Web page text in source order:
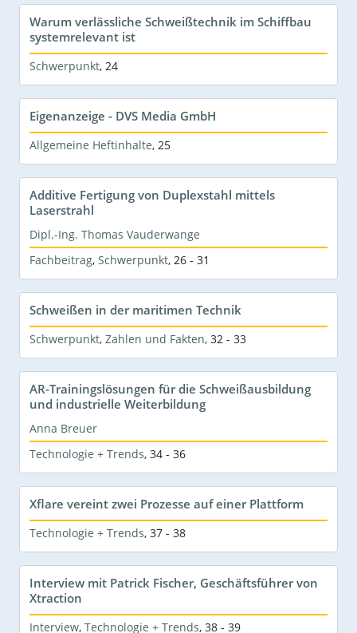
Warum verlässliche Schweißtechnik im Schiffbau
systemrelevant ist
Schwerpunkt, 24
Eigenanzeige - DVS Media GmbH
Allgemeine Heftinhalte, 25
Additive Fertigung von Duplexstahl mittels
Laserstrahl
Dipl.-Ing. Thomas Vauderwange
Fachbeitrag, Schwerpunkt, 26 - 31
Schweißen in der maritimen Technik
Schwerpunkt, Zahlen und Fakten, 32 - 33
AR-Trainingslösungen für die Schweißausbildung
und industrielle Weiterbildung
Anna Breuer
Technologie + Trends, 34 - 36
Xflare vereint zwei Prozesse auf einer Plattform
Technologie + Trends, 37 - 38
Interview mit Patrick Fischer, Geschäftsführer von
Xtraction
Interview, Technologie + Trends, 38 - 39